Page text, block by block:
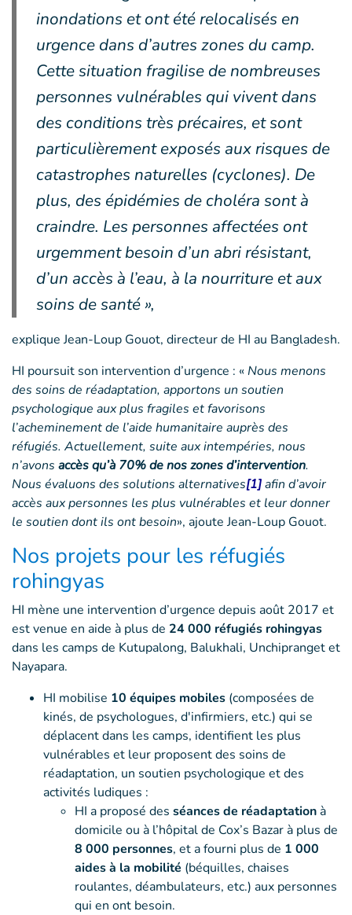
inondations et ont été relocalisés en
urgence dans d’autres zones du camp.
Cette situation fragilise de nombreuses
personnes vulnérables qui vivent dans
des conditions très précaires, et sont
particulièrement exposés aux risques de
catastrophes naturelles (cyclones). De
plus, des épidémies de choléra sont à
craindre. Les personnes affectées ont
urgemment besoin d’un abri résistant,
d’un accès à l’eau, à la nourriture et aux
soins de santé »,
explique Jean-Loup Gouot, directeur de HI au Bangladesh.
HI poursuit son intervention d’urgence : « Nous menons
des soins de réadaptation, apportons un soutien
psychologique aux plus fragiles et favorisons
l’acheminement de l’aide humanitaire auprès des
réfugiés. Actuellement, suite aux intempéries, nous
n’avons accès qu’à 70% de nos zones d’intervention.
Nous évaluons des solutions alternatives[1]afin d’avoir
accès aux personnes les plus vulnérables et leur donner
le soutien dont ils ont besoin», ajoute Jean-Loup Gouot.
Nos projets pour les réfugiés
rohingyas
HI mène une intervention d’urgence depuis août 2017 et
est venue en aide à plus de 24 000 réfugiés rohingyas
dans les camps de Kutupalong, Balukhali, Unchipranget et
Nayapara.
HI mobilise 10 équipes mobiles (composées de
kinés, de psychologues, d'infirmiers, etc.) qui se
déplacent dans les camps, identifient les plus
vulnérables et leur proposent des soins de
réadaptation, un soutien psychologique et des
activités ludiques :
HI a proposé des séances de réadaptationà
domicile ou à l’hôpital de Cox’s Bazar à plus de
8 000 personnes, et a fourni plus de 1 000
aides à la mobilité (béquilles, chaises
roulantes, déambulateurs, etc.) aux personnes
qui en ont besoin.